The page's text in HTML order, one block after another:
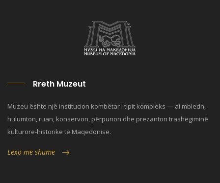
Rreth Muzeut
Muzeu është një institucion kombëtar i tipit kompleks — ai mbledh,
hulumton, ruan, konservon, përpunon dhe prezanton trashëgiminë
kulturore-historike të Maqedonisë.
Lexo më shumë